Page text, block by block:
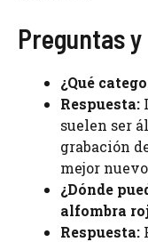
Preguntas y
¿Qué
Respuesta:
suelen ser
grabación
mejor
¿Dónde
alfombra
Respuesta: